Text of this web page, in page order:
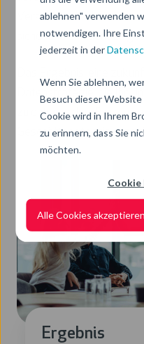
ablehnen" verwenden
notwendigen. Ihre
jederzeit in der
Wenn Sie ablehnen,
Besuch dieser
Cookie wird in Ihrem
zu erinnern, dass Sie
möchten.
Cookie
Alle Cookies akzeptieren
Verantwortlichkeiten,
sicher und effizient zu
Datenstrategie, die Ihr
zu entscheiden, Risiken
Geschäftspotenziale
Ergebnis